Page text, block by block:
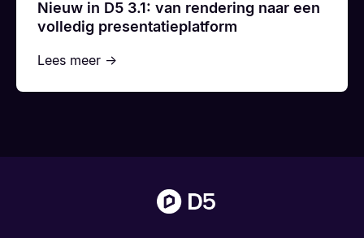
Nieuw in D5 3.1: van rendering naar een
volledig presentatieplatform
Lees meer →